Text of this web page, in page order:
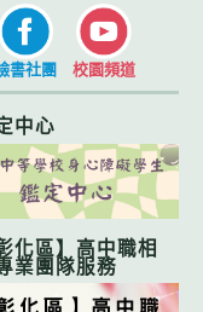
書社團 校園頻道
中心
化區】高中職相
業團隊服務